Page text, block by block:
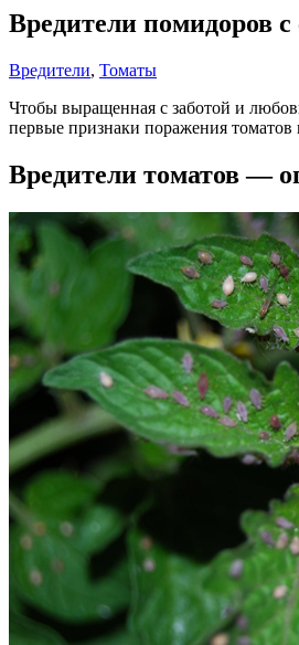
Вредители помидоров
Вредители, Томаты
Чтобы выращенная с заботой и
первые признаки поражения томатов
Вредители томатов —